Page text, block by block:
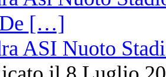
ASI Nuoto